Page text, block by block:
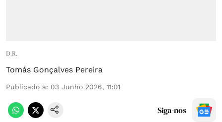
D.R.
Tomás Gonçalves Pereira
Publicado a: 03 Junho 2026, 11:01
Siga-nos